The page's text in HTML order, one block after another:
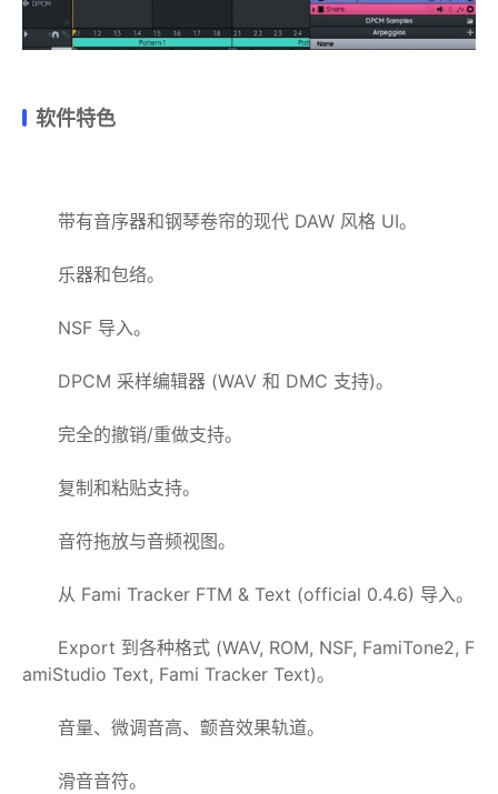
软件特色
带有音序器和钢琴卷帘的现代 DAW 风格 UI。
乐器和包络。
NSF 导入。
DPCM 采样编辑器 (WAV 和 DMC 支持)。
完全的撤销/重做支持。
复制和粘贴支持。
音符拖放与音频视图。
从 Fami Tracker FTM & Text (official 0.4.6) 导入。
Export 到各种格式 (WAV, ROM, NSF, FamiTone2, F
amiStudio Text, Fami Tracker Text)。
音量、微调音高、颤音效果轨道。
滑音音符。